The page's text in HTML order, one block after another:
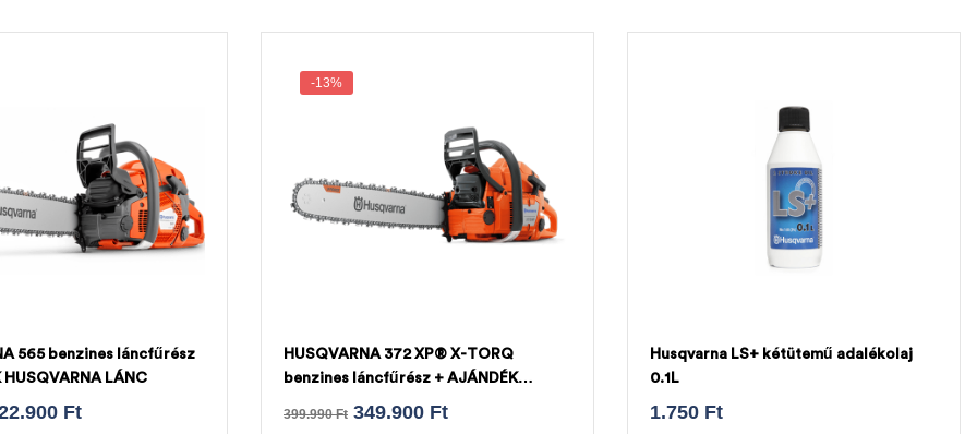
565 benzines láncfűrész
HUSQVARNA LÁNC
Ft
-13%
HUSQVARNA 372 XP® X-TORQ
benzines láncfűrész + AJÁNDÉK
HUSQVARNA LÁNC
399.990Ft 349.900 Ft
Husqvarna LS+ kétütemű adalékolaj
0.1L
1.750 Ft